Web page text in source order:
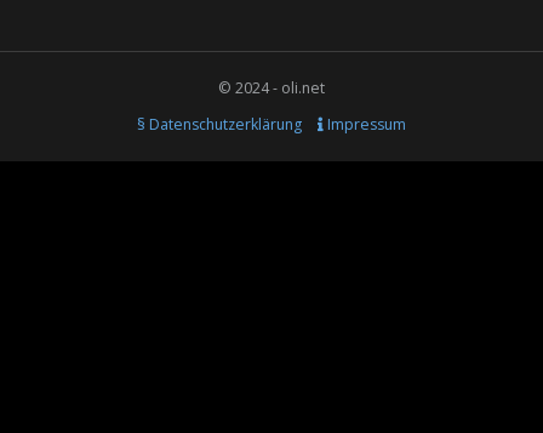
© 2024 - oli.net
§ Datenschutzerklärung
Impressum